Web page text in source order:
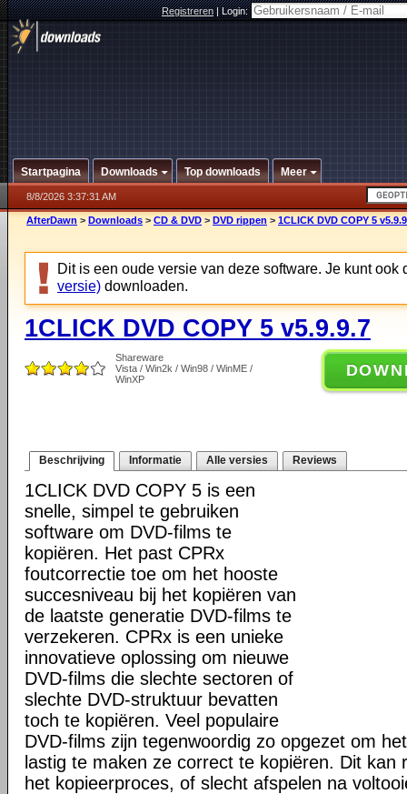
Registreren|Login:
Startpagina Downloads Top downloads Meer
8/8/2026 3:37:31 AM
AfterDawn > Downloads > CD & DVD > DVD rippen > 1CLICK DVD COPY 5
Dit is een oude versie van deze software. Je kunt ook
versie) downloaden.
1CLICK DVD COPY 5 v5.9.9.7
Shareware
Vista / Win2k / Win98 / WinME /
WinXP
Beschrijving Informatie Alle versies Reviews
1CLICK DVD COPY 5 is een
snelle, simpel te gebruiken
software om DVD-films te
kopiëren. Het past CPRx
foutcorrectie toe om het hooste
succesniveau bij het kopiëren van
de laatste generatie DVD-films te
verzekeren. CPRx is een unieke
innovatieve oplossing om nieuwe
DVD-films die slechte sectoren of
slechte DVD-struktuur bevatten
toch te kopiëren. Veel populaire
DVD-films zijn tegenwoordig zo opgezet om
lastig te maken ze correct te kopiëren. Dit kan
het kopieerproces, of slecht afspelen na